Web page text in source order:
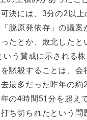
決には、3分の2以
脱原発依存」の議
たとか、敗北した
う賛成に示される
黙殺することは、会
最多だった昨年の
の4時間51分を超
ち切られたという